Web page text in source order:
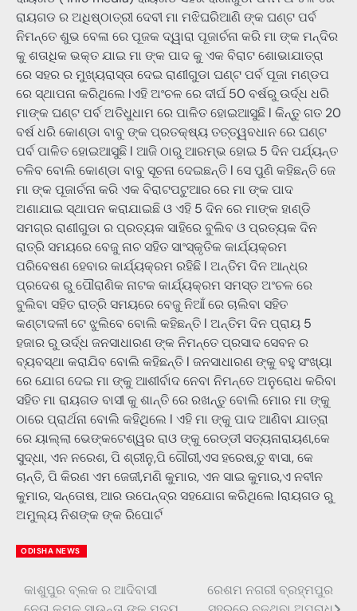
ରାୟଗଡ ର ଅଧିଷ୍ଠାତ୍ରୀ ଦେବୀ ମା ମଝିଘରିଆଣି ଙ୍କ ଘଣ୍ଟ ପର୍ବ
ନିମନ୍ତେ ଶୁଭ ବେଳା ରେ ପୂଜକ ଦ୍ୱାରା ପୂଜାର୍ଚନା କରି ମା ଙ୍କ ମନ୍ଦିର
କୁ ଶତାଧିକ ଭକ୍ତ ଯାଇ ମା ଙ୍କ ପାଦ କୁ ଏକ ବିରାଟ ଶୋଭାଯାତ୍ରା
ରେ ସହର ର ମୁଖ୍ୟରାସ୍ତା ଦେଇ ରାଣୀଗୁଡା ଘଣ୍ଟ ପର୍ବ ପୂଜା ମଣ୍ଡପ
ରେ ସ୍ଥାପନା କରିଥିଲେ lଏହି ଅଂଚଳ ରେ ଦୀର୍ଘ 50 ବର୍ଷରୁ ଉର୍ଦ୍ଧ ଧରି
ମାଙ୍କ ଘଣ୍ଟ ପର୍ବ ଅତିଧୁଧାମ ରେ ପାଳିତ ହୋଇଆସୁଛି l କିନ୍ତୁ ଗତ 20
ବର୍ଷ ଧରି କୋଣ୍ଡା ବାବୁ ଙ୍କ ପ୍ରତକ୍ଷ୍ୟ ତତ୍ତ୍ୱବଧାନ ରେ ଘଣ୍ଟ
ପର୍ବ ପାଳିତ ହୋଇଆସୁଛି l ଆଜି ଠାରୁ ଆରମ୍ଭ ହୋଇ 5 ଦିନ ପର୍ଯ୍ୟନ୍ତ
ଚଳିବ ବୋଲି କୋଣ୍ଡା ବାବୁ ସୂଚନା ଦେଇଛନ୍ତି l ସେ ପୁଣି କହିଛନ୍ତି ଜେ
ମା ଙ୍କ ପୂଜାର୍ଚନା କରି ଏକ ବିରାଟପଟୁଆର ରେ ମା ଙ୍କ ପାଦ
ଅଣାଯାଇ ସ୍ଥାପନ କରାଯାଇଛି ଓ ଏହି 5 ଦିନ ରେ ମାଙ୍କ ହାଣ୍ଡି
ସମଗ୍ର ରାଣୀଗୁଡା ର ପ୍ରତ୍ୟକ ସାହିରେ ବୁଲିବ ଓ ପ୍ରତ୍ୟକ ଦିନ
ରାତ୍ରି ସମୟରେ ବେଜୁ ନାଚ ସହିତ ସାଂସ୍କୃତିକ କାର୍ଯ୍ୟକ୍ରମ
ପରିବେଷଣ ହେବାର କାର୍ଯ୍ୟକ୍ରମ ରହିଛି l ଅନ୍ତିମ ଦିନ ଆନ୍ଧ୍ର
ପ୍ରଦେଶ ରୁ ପୌରାଣିକ ନାଟକ କାର୍ଯ୍ୟକ୍ରମ ସମସ୍ତ ଅଂଚଳ ରେ
ବୁଲିବା ସହିତ ରାତ୍ରି ସମୟରେ ବେଜୁ ନିଆଁ ରେ ଚାଲିବା ସହିତ
କଣ୍ଟାଦଳୀ ଟେ ଝୁଲିବେ ବୋଲି କହିଛନ୍ତି l ଅନ୍ତିମ ଦିନ ପ୍ରାୟ 5
ହଜାର ରୁ ଉର୍ଦ୍ଧ ଜନସାଧାରଣ ଙ୍କ ନିମନ୍ତେ ପ୍ରସାଦ ସେବନ ର
ବ୍ୟବସ୍ଥା କରାଯିବ ବୋଲି କହିଛନ୍ତି l ଜନସାଧାରଣ ଙ୍କୁ ବହୁ ସଂଖ୍ୟା
ରେ ଯୋଗ ଦେଇ ମା ଙ୍କୁ ଆଶୀର୍ବାଦ ନେବା ନିମନ୍ତେ ଅନୁରୋଧ କରିବା
ସହିତ ମା ରାୟଗଡ ବାସୀ କୁ ଶାନ୍ତି ରେ ରଖନ୍ତୁ ବୋଲି ମୋର ମା ଙ୍କୁ
ଠାରେ ପ୍ରାର୍ଥନା ବୋଲି କହିଥିଲେ l ଏହି ମା ଙ୍କୁ ପାଦ ଆଣିବା ଯାତ୍ରା
ରେ ୟାଲ୍ଲା ଭେଙ୍କଟେଶ୍ୱର ରାଓ ଙ୍କୁ ରେଡ୍ଡୀ ସତ୍ୟନାରାୟଣ,କେ
ସୁଦ୍ଧା, ଏନ ନରେଶ, ପି ଶ୍ରୀନୁ,ପି ଗୌରୀ,ଏସ ହରେଷ,ତୁ ଵାସା, କେ
ଚାନ୍ତି, ପି କିରଣ ଏମ ଜେଜୀ,ମଣି କୁମାର, ଏନ ସାଇ କୁମାର,ଏ ନବୀନ
କୁମାର, ସନ୍ତୋଷ, ଆର ଉପେନ୍ଦ୍ର ସହଯୋଗ କରିଥିଲେ lରାୟଗଡ ରୁ
ଅମୁଲ୍ୟ ନିଶଙ୍କ ଙ୍କ ରିପୋର୍ଟ
ODISHA NEWS
Post
କାଶୁପୁର ବ୍ଲକ ର ଆଦିବାସୀ
ରେଶମ ନଗରୀ ବ୍ରହ୍ମପୁର